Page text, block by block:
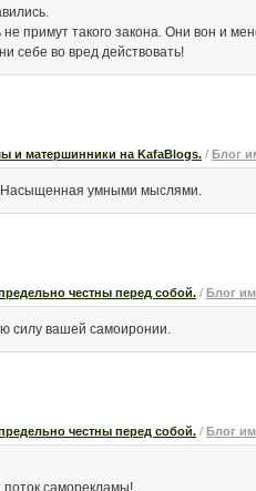
примут такого закона. Они вон и
себе во вред действовать!
и матершинники на KafaBlogs. / Блог
Насыщенная умными мыслями.
честны перед собой. / Блог
силу вашей самоиронии.
честны перед собой. / Блог
поток саморекламы!